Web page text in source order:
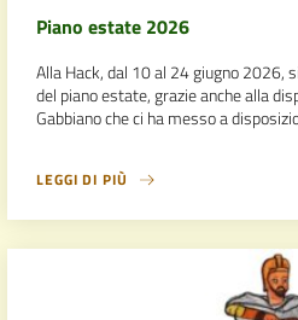
Piano estate 2026
Alla Hack, dal 10 al 24 giugno 2026,
del piano estate, grazie anche alla
Gabbiano che ci ha messo a
LEGGI DI PIÙ